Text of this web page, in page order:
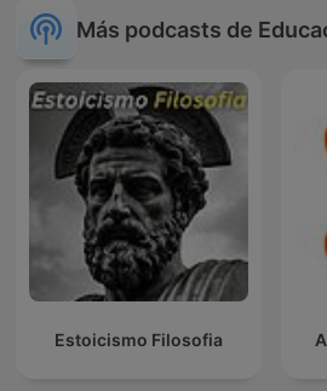
Más podcasts de
Estoicismo Filosofia